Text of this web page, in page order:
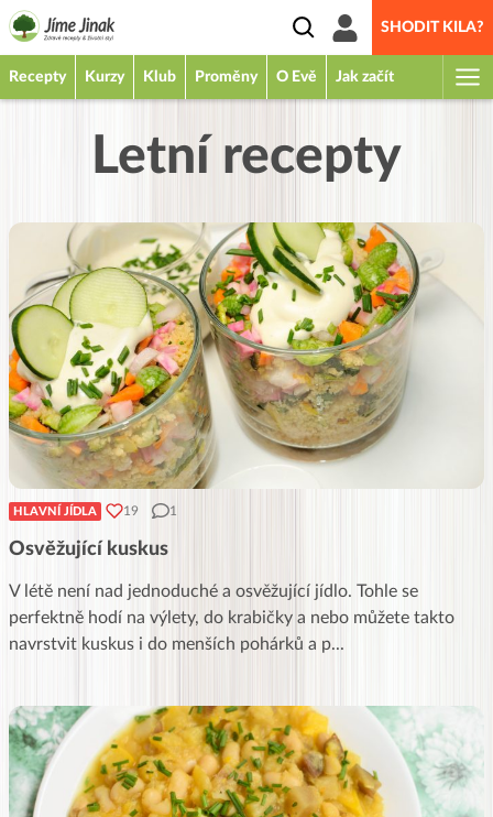
SHODIT KILA?
Recepty Kurzy Klub Proměny O Evě Jak začít
Letní recepty
HLAVNÍ JÍDLA 19 1
Osvěžující kuskus
V létě není nad jednoduché a osvěžující jídlo. Tohle se
perfektně hodí na výlety, do krabičky a nebo můžete takto
navrstvit kuskus i do menších pohárků a p...